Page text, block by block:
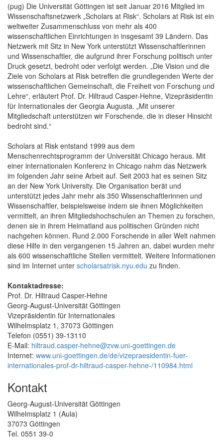
(pug) Die Universität Göttingen ist seit Januar 2016 Mitglied im
Wissenschaftsnetzwerk „Scholars at Risk“. Scholars at Risk ist ein
weltweiter Zusammenschluss von mehr als 400
wissenschaftlichen Einrichtungen in insgesamt 39 Ländern. Das
Netzwerk mit Sitz in New York unterstützt Wissenschaftlerinnen
und Wissenschaftler, die aufgrund ihrer Forschung politisch unter
Druck gesetzt, bedroht oder verfolgt werden. „Die Vision und die
Ziele von Scholars at Risk betreffen die grundlegenden Werte der
wissenschaftlichen Gemeinschaft, die Freiheit von Forschung und
Lehre“, erläutert Prof. Dr. Hiltraud Casper-Hehne, Vizepräsidentin
für Internationales der Georgia Augusta. „Mit unserer
Mitgliedschaft unterstützen wir Forschende, die in dieser Hinsicht
bedroht sind.“
Scholars at Risk entstand 1999 aus dem
Menschenrechtsprogramm der Universität Chicago heraus. Mit
einer internationalen Konferenz in Chicago nahm das Netzwerk
im folgenden Jahr seine Arbeit auf. Seit 2003 hat es seinen Sitz
an der New York University. Die Organisation berät und
unterstützt jedes Jahr mehr als 350 Wissenschaftlerinnen und
Wissenschaftler, beispielsweise indem sie ihnen Möglichkeiten
vermittelt, an ihren Mitgliedshochschulen an Themen zu forschen,
denen sie in ihrem Heimatland aus politischen Gründen nicht
nachgehen können. Rund 2.000 Forschende in aller Welt nahmen
diese Hilfe in den vergangenen 15 Jahren an, dabei wurden mehr
als 600 wissenschaftliche Stellen vermittelt. Weitere Informationen
sind im Internet unter scholarsatrisk.nyu.edu zu finden.
Kontaktadresse:
Prof. Dr. Hiltraud Casper-Hehne
Georg-August-Universität Göttingen
Vizepräsidentin für Internationales
Wilhelmsplatz 1, 37073 Göttingen
Telefon (0551) 39-13110
E-Mail: hiltraud.casper-hehne@zvw.uni-goettingen.de
Internet: www.uni-goettingen.de/de/vizepraesidentin-fuer-
internationales-prof-dr-hiltraud-casper-hehne-/110984.html
Kontakt
Georg-August-Universität Göttingen
Wilhelmsplatz 1 (Aula)
37073 Göttingen
Tel. 0551 39-0